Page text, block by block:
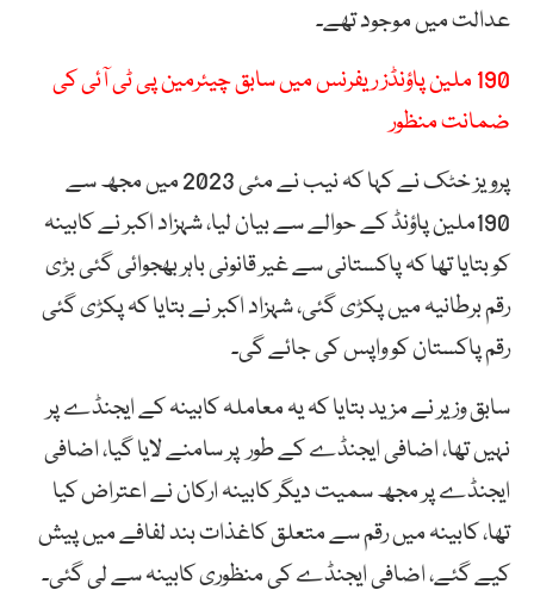
عدالت میں موجود تھے۔
190 ملین پاؤنڈز ریفرنس میں سابق چیئرمین پی ٹی آئی کی
ضمانت منظور
پرویز خٹک نے کہا کہ نیب نے مئی 2023 میں مجھ سے
190ملین پاؤنڈ کے حوالے سے بیان لیا، شہزاد اکبر نے کابینہ
کو بتایا تھا کہ پاکستانی سے غیر قانونی باہر بھجوائی گئی بڑی
رقم برطانیہ میں پکڑی گئی، شہزاد اکبر نے بتایا کہ پکڑی گئی
رقم پاکستان کو واپس کی جائے گی۔
سابق وزیر نے مزید بتایا کہ یہ معاملہ کابینہ کے ایجنڈے پر
نہیں تھا، اضافی ایجنڈے کے طور پر سامنے لایا گیا، اضافی
ایجنڈے پر مجھ سمیت دیگر کابینہ ارکان نے اعتراض کیا
تھا، کابینہ میں رقم سے متعلق کاغذات بند لفافے میں پیش
کیے گئے، اضافی ایجنڈے کی منظوری کابینہ سے لی گئی۔